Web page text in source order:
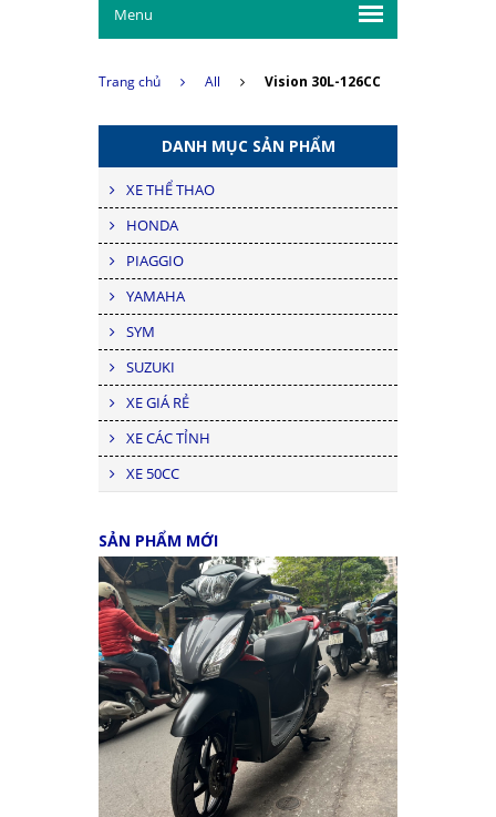
Menu
Trang chủ All Vision 30L-126CC
DANH MỤC SẢN PHẨM
XE THỂ THAO
HONDA
PIAGGIO
YAMAHA
SYM
SUZUKI
XE GIÁ RẺ
XE CÁC TỈNH
XE 50CC
SẢN PHẨM MỚI